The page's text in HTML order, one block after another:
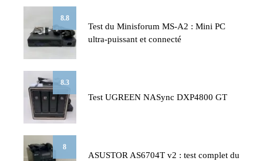
8.8
Test du Minisforum MS-A2 : Mini PC
ultra-puissant et connecté
8.3
Test UGREEN NASync DXP4800 GT
8
ASUSTOR AS6704T v2 : test complet du